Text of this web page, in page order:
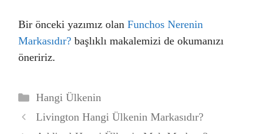
Bir önceki yazımız olan Funchos Nerenin
Markasıdır? başlıklı makalemizi de okumanızı
öneririz.
Kategoriler
Hangi Ülkenin
Livington Hangi Ülkenin Markasıdır?